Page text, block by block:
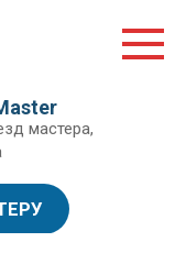
мастера,